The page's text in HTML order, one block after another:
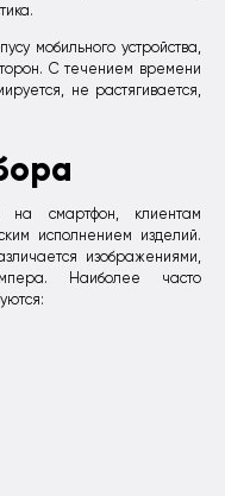
мобильного устройства,
С течением времени
не растягивается,
на смартфон, клиентам
исполнением изделий.
изображениями,
Наиболее часто